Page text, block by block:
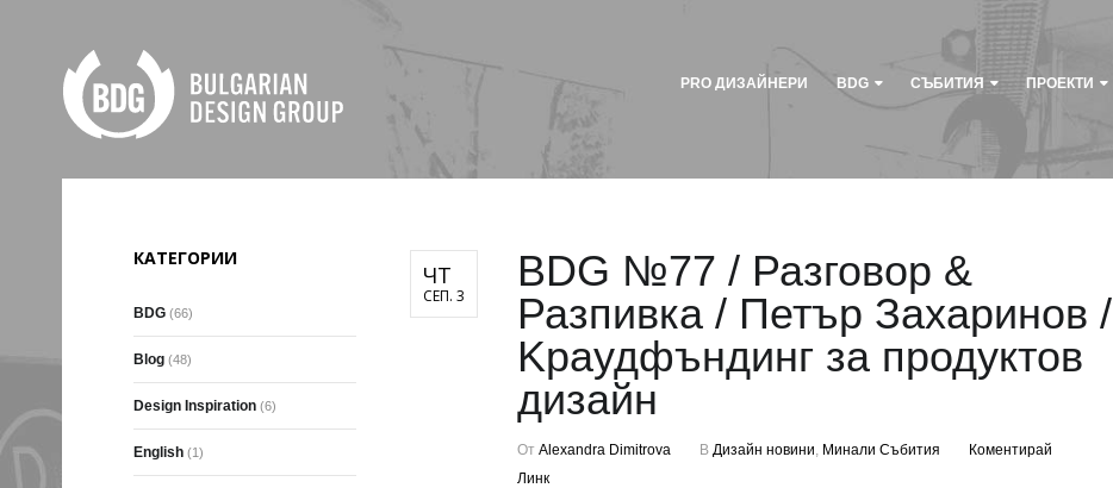
PRO ДИЗАЙНЕРИ BDG СЪБИТИЯ ПРОЕКТИ
ЧТ
СЕП. 3
BDG №77 / Разговор &
Разпивка / Петър Захаринов /
Kраудфъндинг за продуктов
дизайн
ОтAlexandra Dimitrova ВДизайн новини, Минали Събития
Коментирай
Линк
КАТЕГОРИИ
BDG (66)
Blog (48)
Design Inspiration (6)
English (1)